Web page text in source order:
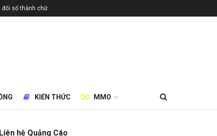
đổi số thành chữ
KIẾN THỨC MMO
Liên hệ Quảng Cáo